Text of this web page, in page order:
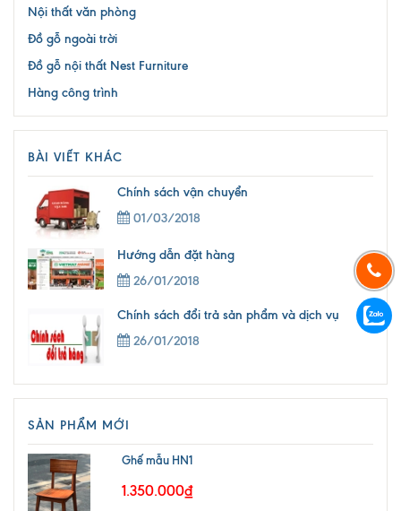
Nội thất văn phòng
Đồ gỗ ngoài trời
Đồ gỗ nội thất Nest Furniture
Hàng công trình
BÀI VIẾT KHÁC
Chính sách vận chuyển
01/03/2018
Hướng dẫn đặt hàng
26/01/2018
Chính sách đổi trả sản phẩm và dịch vụ
26/01/2018
SẢN PHẨM MỚI
Ghế mẫu HN1
1.350.000₫